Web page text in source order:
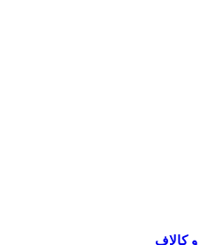
کالاف